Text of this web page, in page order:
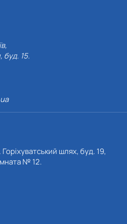
буд. 15.
Горіхуватський шлях, буд. 19,
№ 12.